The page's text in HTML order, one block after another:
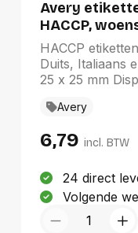
Avery
HACCP,
dispenser
HACCP etiketten 5 talen: Engels, Frans,
Duits, Italiaans en
25 x
Avery
6,79 incl. BTW
24 direct
Volgende